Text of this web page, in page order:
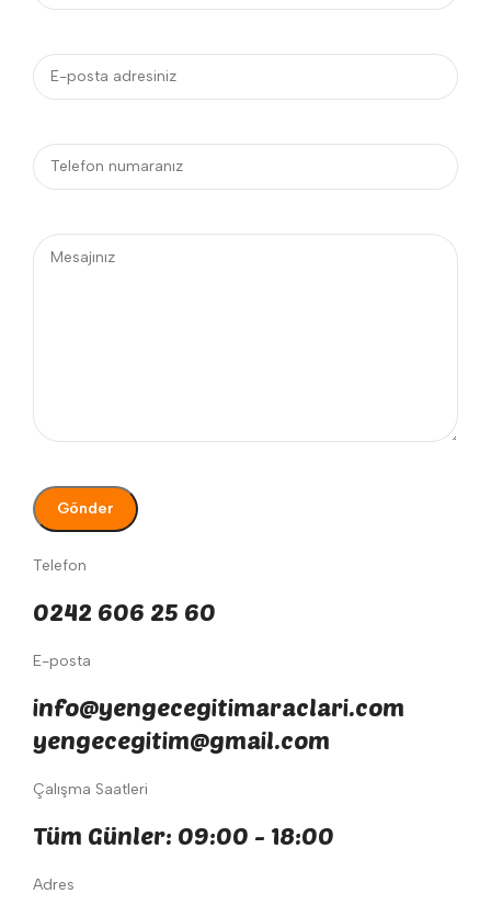
Telefon
0242 606 25 60
E-posta
info@yengecegitimaraclari.com
yengecegitim@gmail.com
Çalışma Saatleri
Tüm Günler: 09:00 - 18:00
Adres